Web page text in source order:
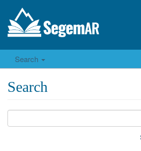
Search
Search